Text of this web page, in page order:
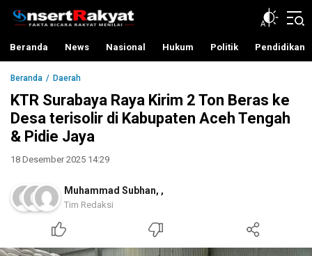
InsertRakyat.com
Fakta Bicara Rakyat Menilai
Beranda News Nasional Hukum Politik Pendidikan
Beranda Daerah
KTR Surabaya Raya Kirim 2 Ton Beras ke
Desa terisolir di Kabupaten Aceh Tengah
& Pidie Jaya
18 Desember 2025 14:29
Muhammad Subhan, ,
Tim Redaksi